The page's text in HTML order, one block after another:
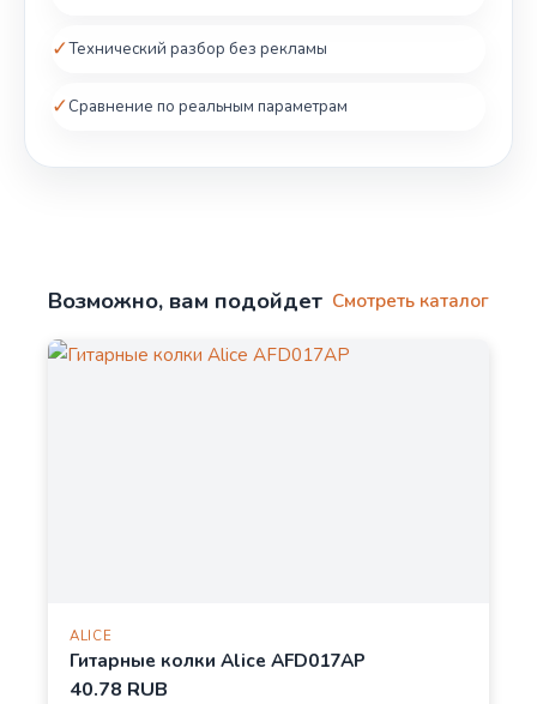
✓Технический разбор без рекламы
✓Сравнение по реальным параметрам
Возможно, вам подойдет Смотреть каталог
ALICE
Гитарные колки Alice AFD017AP
40.78 RUB